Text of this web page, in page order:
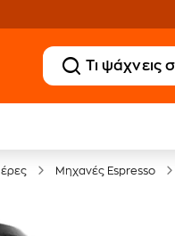
Μηχανές Espresso